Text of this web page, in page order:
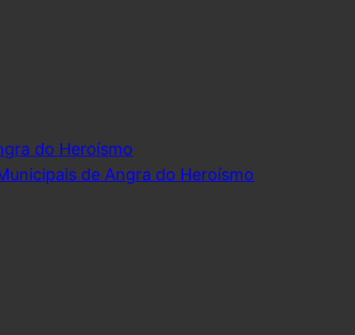
do Heroísmo
de Angra do Heroísmo